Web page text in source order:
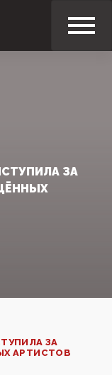
ЗА
ЗА
АРТИСТОВ